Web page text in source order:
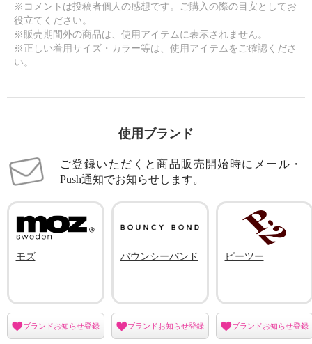
※コメントは投稿者個人の感想です。ご購入の際の目安としてお
役立てください。
※販売期間外の商品は、使用アイテムに表示されません。
※正しい着用サイズ・カラー等は、使用アイテムをご確認くださ
い。
使用ブランド
ご登録いただくと商品販売開始時にメール・
Push通知でお知らせします。
モズ
ブランドお知らせ登録
バウンシーバンド
ブランドお知らせ登録
ピーツー
ブランドお知らせ登録